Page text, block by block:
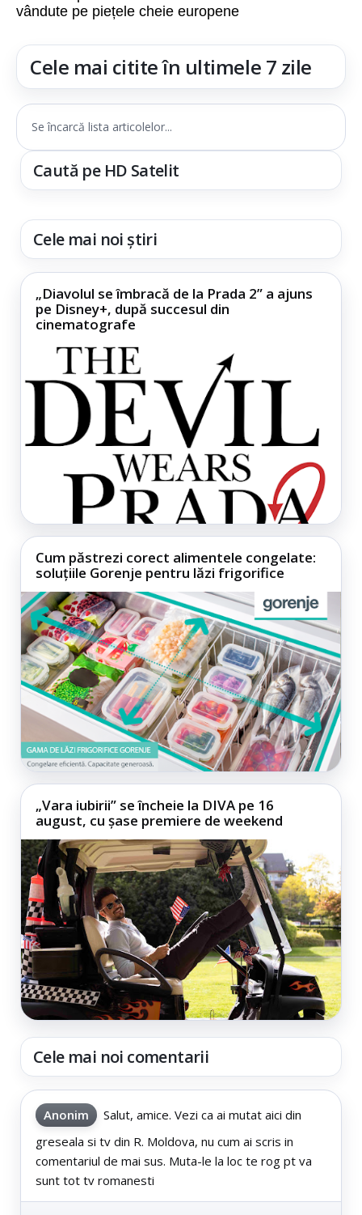
vândute pe piețele cheie europene
Cele mai citite în ultimele 7 zile
Se încarcă lista articolelor...
Caută pe HD Satelit
Cele mai noi știri
„Diavolul se îmbracă de la Prada 2” a ajuns
pe Disney+, după succesul din
cinematografe
Cum păstrezi corect alimentele congelate:
soluțiile Gorenje pentru lăzi frigorifice
„Vara iubirii” se încheie la DIVA pe 16
august, cu șase premiere de weekend
Cele mai noi comentarii
Anonim
Salut, amice. Vezi ca ai mutat aici din
greseala si tv din R. Moldova, nu cum ai scris in
comentariul de mai sus. Muta-le la loc te rog pt va
sunt tot tv romanesti